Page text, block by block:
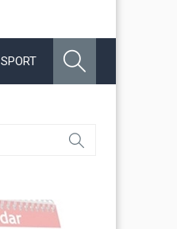
SPORT